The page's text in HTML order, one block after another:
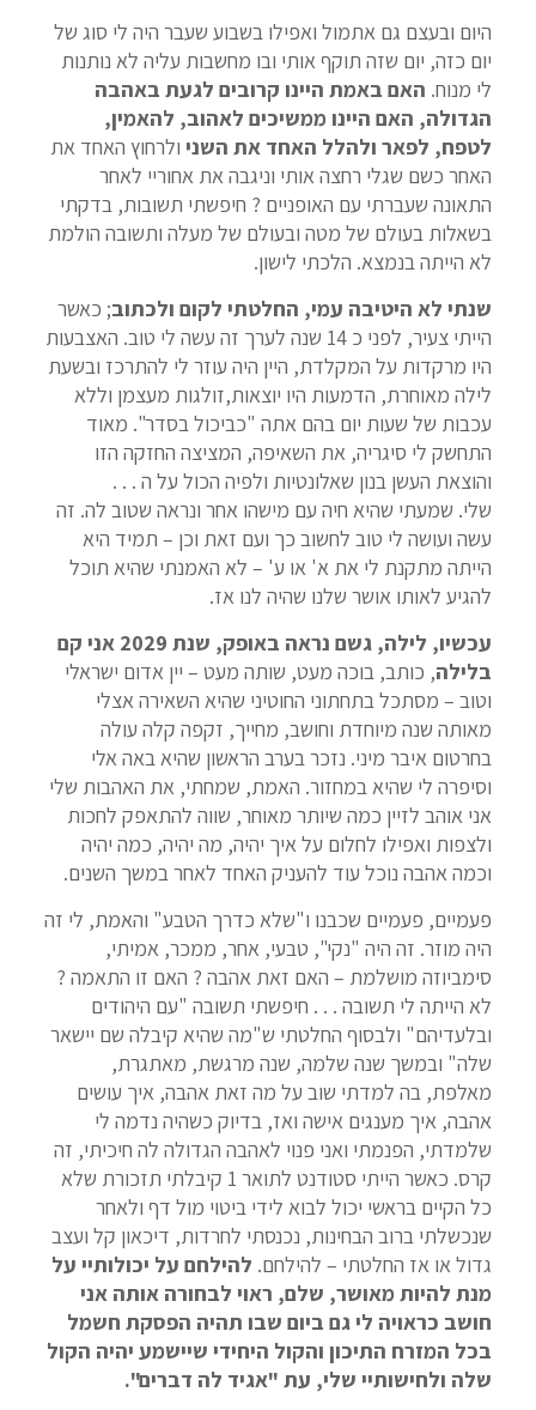
היום ובעצם גם אתמול ואפילו בשבוע שעבר היה לי סוג של
יום כזה, יום שזה תוקף אותי ובו מחשבות עליה לא נותנות
לי מנוח. האם באמת היינו קרובים לגעת באהבה
הגדולה, האם היינו ממשיכים לאהוב, להאמין,
לטפח, לפאר ולהלל האחד את השניולרחוץ האחד את
האחר כשם שגלי רחצה אותי וניגבה את אחוריי לאחר
התאונה שעברתי עם האופניים ? חיפשתי תשובות, בדקתי
בשאלות בעולם של מטה ובעולם של מעלה ותשובה הולמת
לא הייתה בנמצא. הלכתי לישון.
שנתי לא היטיבה עמי, החלטתי לקום ולכתוב; כאשר
הייתי צעיר, לפני כ 14 שנה לערך זה עשה לי טוב. האצבעות
היו מרקדות על המקלדת, היין היה עוזר לי להתרכז ובשעת
לילה מאוחרת, הדמעות היו יוצאות,זולגות מעצמן וללא
עכבות של שעות יום בהם אתה "כביכול בסדר". מאוד
התחשק לי סיגריה, את השאיפה, המציצה החזקה הזו
והוצאת העשן בנון שאלונטיות ולפיה הכול על ה . . .
שלי. שמעתי שהיא חיה עם מישהו אחר ונראה שטוב לה. זה
עשה ועושה לי טוב לחשוב כך ועם זאת וכן – תמיד היא
הייתה מתקנת לי את א' או ע' – לא האמנתי שהיא תוכל
להגיע לאותו אושר שלנו שהיה לנו אז.
עכשיו, לילה, גשם נראה באופק, שנת 2029 אני קם
בלילה, כותב, בוכה מעט, שותה מעט – יין אדום ישראלי
וטוב – מסתכל בתחתוני החוטיני שהיא השאירה אצלי
מאותה שנה מיוחדת וחושב, מחייך, זקפה קלה עולה
בחרטום איבר מיני. נזכר בערב הראשון שהיא באה אלי
וסיפרה לי שהיא במחזור. האמת, שמחתי, את האהבות שלי
אני אוהב לזיין כמה שיותר מאוחר, שווה להתאפק לחכות
ולצפות ואפילו לחלום על איך יהיה, מה יהיה, כמה יהיה
וכמה אהבה נוכל עוד להעניק האחד לאחר במשך השנים.
פעמיים, פעמיים שכבנו ו"שלא כדרך הטבע" והאמת, לי זה
היה מוזר. זה היה "נקי", טבעי, אחר, ממכר, אמיתי,
סימביוזה מושלמת – האם זאת אהבה ? האם זו התאמה ?
לא הייתה לי תשובה . . . חיפשתי תשובה "עם היהודים
ובלעדיהם" ולבסוף החלטתי ש"מה שהיא קיבלה שם יישאר
שלה" ובמשך שנה שלמה, שנה מרגשת, מאתגרת,
מאלפת, בה למדתי שוב על מה זאת אהבה, איך עושים
אהבה, איך מענגים אישה ואז, בדיוק כשהיה נדמה לי
שלמדתי, הפנמתי ואני פנוי לאהבה הגדולה לה חיכיתי, זה
קרס. כאשר הייתי סטודנט לתואר 1 קיבלתי תזכורת שלא
כל הקיים בראשי יכול לבוא לידי ביטוי מול דף ולאחר
שנכשלתי ברוב הבחינות, נכנסתי לחרדות, דיכאון קל ועצב
גדול או אז החלטתי – להילחם. להילחם על יכולותיי על
מנת להיות מאושר, שלם, ראוי לבחורה אותה אני
חושב כראויה לי גם ביום שבו תהיה הפסקת חשמל
בכל המזרח התיכון והקול היחידי שיישמע יהיה הקול
שלה ולחישותיי שלי, עת "אגיד לה דברים".